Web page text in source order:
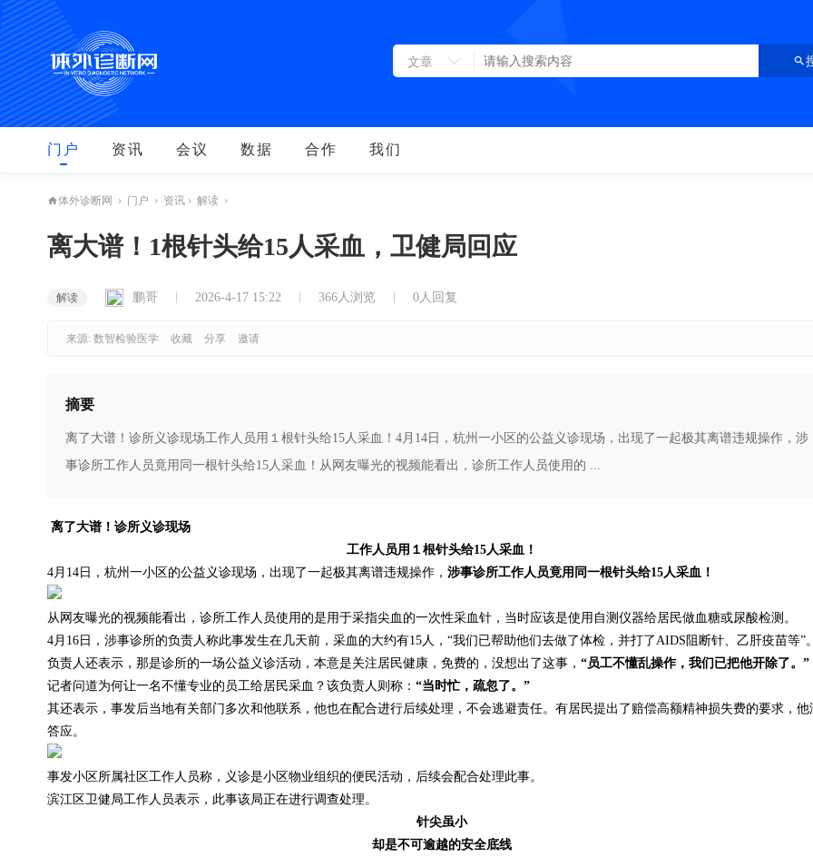
文章
门户 资讯 会议 数据 合作 我们
体外诊断网 › 门户 › 资讯 › 解读 ›
离大谱！1根针头给15人采血，卫健局回应
解读 鹏哥 2026-4-17 15:22 366人浏览 0人回复
来源: 数智检验医学 收藏 分享 邀请
摘要
离了大谱！诊所义诊现场工作人员用１根针头给15人采血！4月14日，杭州一小区的公益义诊现场，出现了一起极其离谱违规操作，涉
事诊所工作人员竟用同一根针头给15人采血！从网友曝光的视频能看出，诊所工作人员使用的 ...
离了大谱！诊所义诊现场
工作人员用１根针头给15人采血！
4月14日，杭州一小区的公益义诊现场，出现了一起极其离谱违规操作， 涉事诊所工作人员竟用同一根针头给15人采血！
从网友曝光的视频能看出，诊所工作人员使用的是用于采指尖血的一次性采血针，当时应该是使用自测仪器给居民做血糖或尿酸检测。
4月16日，涉事诊所的负责人称此事发生在几天前，采血的大约有15人，“我们已帮助他们去做了体检，并打了AIDS阻断针、乙肝疫苗等”。
负责人还表示，那是诊所的一场公益义诊活动，本意是关注居民健康，免费的，没想出了这事， “员工不懂乱操作，我们已把他开除了。”
记者问道为何让一名不懂专业的员工给居民采血？该负责人则称： “当时忙，疏忽了。”
其还表示，事发后当地有关部门多次和他联系，他也在配合进行后续处理，不会逃避责任。有居民提出了赔偿高额精神损失费的要求，他
答应。
事发小区所属社区工作人员称，义诊是小区物业组织的便民活动，后续会配合处理此事。
滨江区卫健局工作人员表示，此事该局正在进行调查处理。
针尖虽小
却是不可逾越的安全底线